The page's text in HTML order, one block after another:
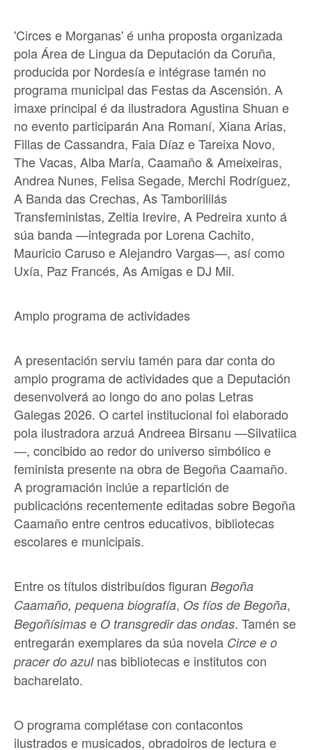
'Circes e Morganas' é unha proposta organizada
pola Área de Lingua da Deputación da Coruña,
producida por Nordesía e intégrase tamén no
programa municipal das Festas da Ascensión. A
imaxe principal é da ilustradora Agustina Shuan e
no evento participarán Ana Romaní, Xiana Arias,
Fillas de Cassandra, Faia Díaz e Tareixa Novo,
The Vacas, Alba María, Caamaño & Ameixeiras,
Andrea Nunes, Felisa Segade, Merchi Rodríguez,
A Banda das Crechas, As Tamborililás
Transfeministas, Zeltia Irevire, A Pedreira xunto á
súa banda —integrada por Lorena Cachito,
Mauricio Caruso e Alejandro Vargas—, así como
Uxía, Paz Francés, As Amigas e DJ Mil.
Amplo programa de actividades
A presentación serviu tamén para dar conta do
amplo programa de actividades que a Deputación
desenvolverá ao longo do ano polas Letras
Galegas 2026. O cartel institucional foi elaborado
pola ilustradora arzuá Andreea Birsanu —Silvatiica
—, concibido ao redor do universo simbólico e
feminista presente na obra de Begoña Caamaño.
A programación inclúe a repartición de
publicacións recentemente editadas sobre Begoña
Caamaño entre centros educativos, bibliotecas
escolares e municipais.
Entre os títulos distribuídos figuran Begoña
Caamaño, pequena biografía, Os fíos de Begoña,
Begoñísimas e O transgredir das ondas. Tamén se
entregarán exemplares da súa novela Circe e o
pracer do azulnas bibliotecas e institutos con
bacharelato.
O programa complétase con contacontos
ilustrados e musicados, obradoiros de lectura e